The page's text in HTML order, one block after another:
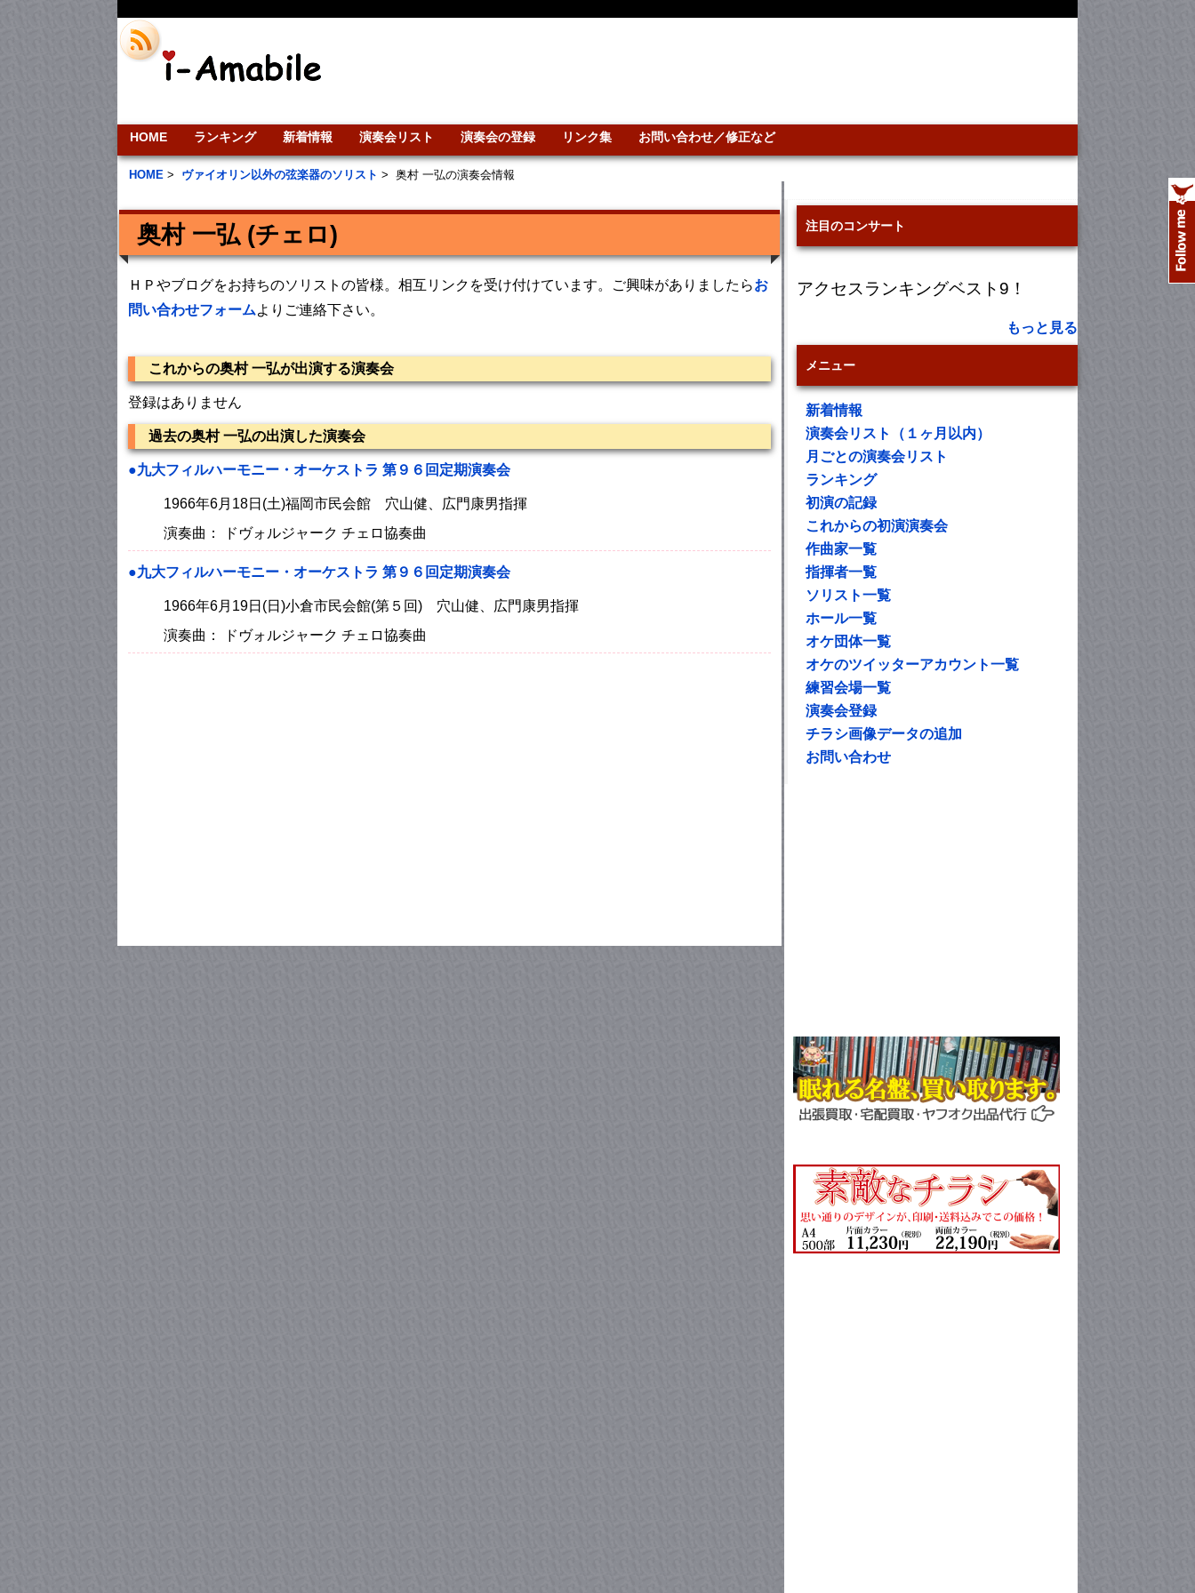
HOME ランキング 新着情報 演奏会リスト 演奏会の登録 リンク集 お問い合わせ／修正など
HOME > ヴァイオリン以外の弦楽器のソリスト > 奥村 一弘の演奏会情報
奥村 一弘 (チェロ)
ＨＰやブログをお持ちのソリストの皆様。相互リンクを受け付けています。ご興味がありましたらお
問い合わせフォームよりご連絡下さい。
これからの奥村 一弘が出演する演奏会
登録はありません
過去の奥村 一弘の出演した演奏会
●九大フィルハーモニー・オーケストラ 第９６回定期演奏会
1966年6月18日(土)福岡市民会館 穴山健、広門康男指揮
演奏曲： ドヴォルジャーク チェロ協奏曲
●九大フィルハーモニー・オーケストラ 第９６回定期演奏会
1966年6月19日(日)小倉市民会館(第５回) 穴山健、広門康男指揮
演奏曲： ドヴォルジャーク チェロ協奏曲
注目のコンサート
アクセスランキングベスト9！
もっと見る
メニュー
新着情報
演奏会リスト（１ヶ月以内）
月ごとの演奏会リスト
ランキング
初演の記録
これからの初演演奏会
作曲家一覧
指揮者一覧
ソリスト一覧
ホール一覧
オケ団体一覧
オケのツイッターアカウント一覧
練習会場一覧
演奏会登録
チラシ画像データの追加
お問い合わせ